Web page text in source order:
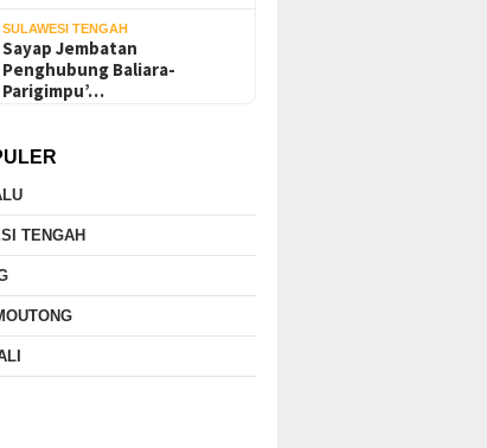
SULAWESI TENGAH
Sayap Jembatan
Penghubung Baliara-
Parigimpu’…
TENGAH